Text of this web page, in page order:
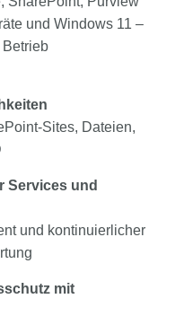
und Windows 11 –
Betrieb
Sites, Dateien,
Services und
und kontinuierlicher
mit